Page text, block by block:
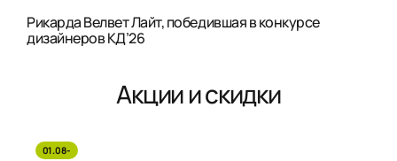
Рикарда Велвет Лайт, победившая в конкурсе
дизайнеров КД’26
Акции и скидки
01.08-